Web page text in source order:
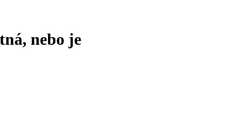
nebo je